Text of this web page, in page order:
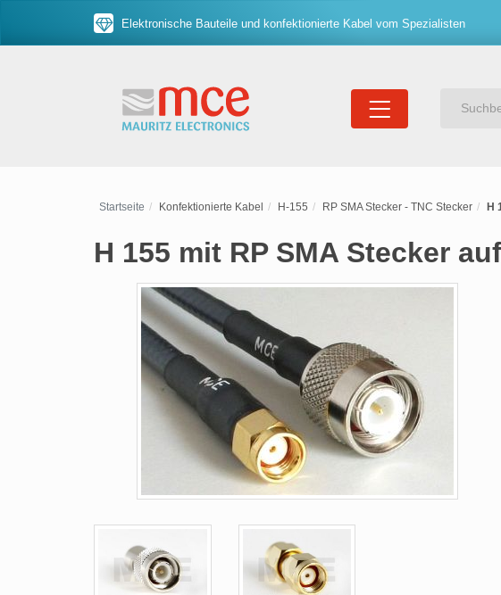
Elektronische Bauteile und konfektionierte Kabel vom Spezialisten
Startseite Konfektionierte Kabel H-155 RP SMA Stecker - TNC Stecker H
H 155 mit RP SMA Stecker